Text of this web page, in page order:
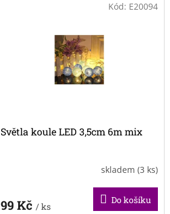
kSvětla koule LED 3,5cm 6m mix
skladem (3 ks)
99 Kč / ks
Do košíku
Kód: E20094